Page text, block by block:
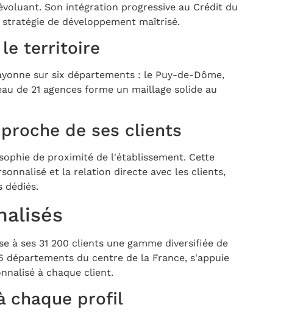
Son intégration progressive au Crédit du
de développement maîtrisé.
le territoire
sur six départements : le Puy-de-Dôme,
de 21 agences forme un maillage solide au
de ses clients
de proximité de l'établissement. Cette
et la relation directe avec les clients,
dédiés.
à ses 31 200 clients une gamme diversifiée de
départements du centre de la France, s'appuie
à chaque client.
chaque profil